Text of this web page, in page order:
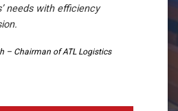
needs with efficiency
– Chairman of ATL Logistics